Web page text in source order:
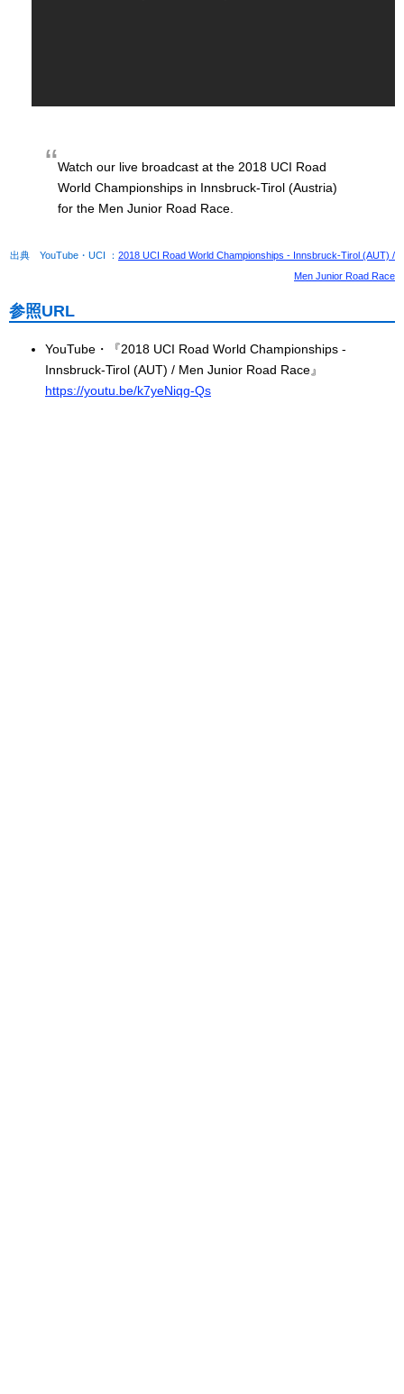
Watch our live broadcast at the 2018 UCI Road
World Championships in Innsbruck-Tirol (Austria)
for the Men Junior Road Race.
出典 YouTube・UCI ： 2018 UCI Road World Championships - Innsbruck-Tirol (AUT) /
Men Junior Road Race
参照URL
YouTube・『2018 UCI Road World Championships -
Innsbruck-Tirol (AUT) / Men Junior Road Race』
https://youtu.be/k7yeNiqg-Qs